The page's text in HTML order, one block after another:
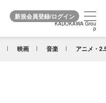
KADOKAWA Grou
p
映画 音楽 アニメ・
KADOKAWA Grou
p